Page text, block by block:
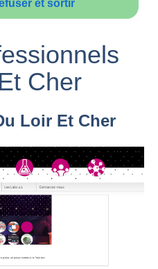
et sortir
Cher
Loir Et Cher